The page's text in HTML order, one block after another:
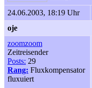
24.06.2003, 18:19 Uhr
oje
zoomzoom
Zeitreisender
Posts: 29
Rang: Fluxkompensator
fluxuiert